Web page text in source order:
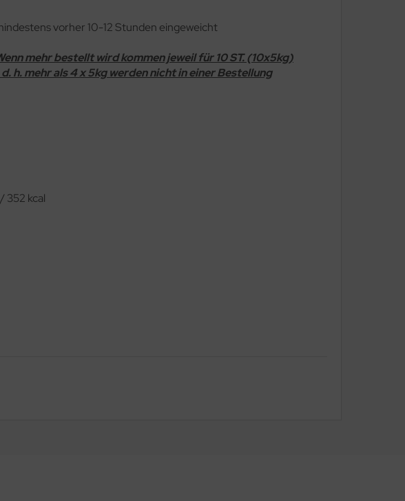
vorher 10-12 Stunden eingeweicht
mehr bestellt wird kommen jeweil für 10 ST. (10x5kg)
h. mehr als 4 x 5kg werden nicht in einer Bestellung
352 kcal